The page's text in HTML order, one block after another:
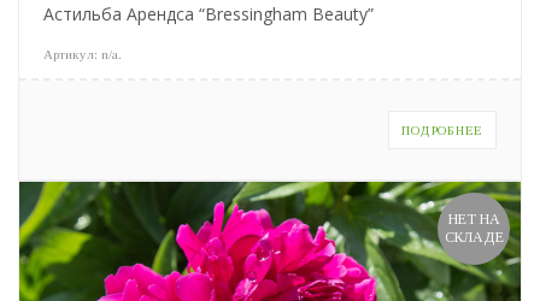
Астильба Арендса “Bressingham Beauty”
Артикул: n/a
ПОДРОБНЕЕ
НЕТ НА
СКЛАДЕ